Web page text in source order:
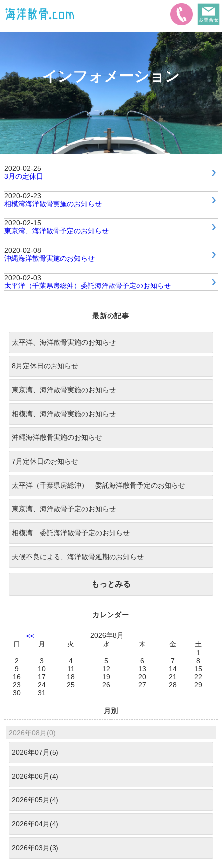
インフォメーション
2020-02-25
3月の定休日
2020-02-23
相模湾海洋散骨実施のお知らせ
2020-02-15
東京湾、海洋散骨予定のお知らせ
2020-02-08
沖縄海洋散骨実施のお知らせ
2020-02-03
太平洋（千葉県房総沖）委託海洋散骨予定のお知らせ
最新の記事
太平洋、海洋散骨実施のお知らせ
8月定休日のお知らせ
東京湾、海洋散骨実施のお知らせ
相模湾、海洋散骨実施のお知らせ
沖縄海洋散骨実施のお知らせ
7月定休日のお知らせ
太平洋（千葉県房総沖） 委託海洋散骨予定のお知らせ
東京湾、海洋散骨予定のお知らせ
相模湾 委託海洋散骨予定のお知らせ
天候不良による、海洋散骨延期のお知らせ
もっとみる
カレンダー
<<
2026年8月
日
月 火 水 木 金
土
1
2
3 4 5 6 7
8
9
10 11 12 13 14
15
16
17 18 19 20 21
22
23
24 25 26 27 28
29
30
31
月別
2026年08月(0)
2026年07月(5)
2026年06月(4)
2026年05月(4)
2026年04月(4)
2026年03月(3)